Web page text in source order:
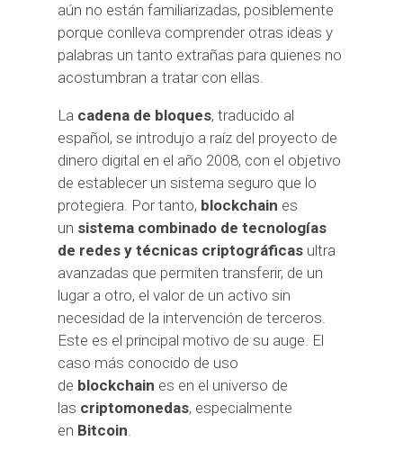
aún no están familiarizadas, posiblemente
porque conlleva comprender otras ideas y
palabras un tanto extrañas para quienes no
acostumbran a tratar con ellas.
La cadena de bloques, traducido al
español, se introdujo a raíz del proyecto de
dinero digital en el año 2008, con el objetivo
de establecer un sistema seguro que lo
protegiera. Por tanto, blockchain es
un sistema combinado de tecnologías
de redes y técnicas criptográficas ultra
avanzadas que permiten transferir, de un
lugar a otro, el valor de un activo sin
necesidad de la intervención de terceros.
Este es el principal motivo de su auge. El
caso más conocido de uso
de blockchain es en el universo de
las criptomonedas, especialmente
en Bitcoin.